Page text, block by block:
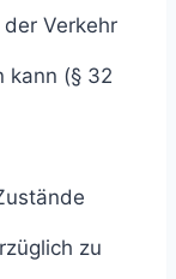
Verkehr
kann (§ 32
zu